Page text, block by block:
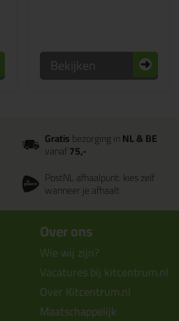
Bekijken
Gratisbezorging inNL & BE
vanaf75,-
PostNL afhaalpunt: kies zelf
wanneer je afhaalt
Over ons
Wie wij zijn?
Vacatures bij kitcentrum.nl
Over Kitcentrum.nl
Maatschappelijk